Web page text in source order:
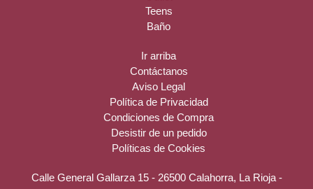
Teens
Baño
Ir arriba
Contáctanos
Aviso Legal
Política de Privacidad
Condiciones de Compra
Desistir de un pedido
Políticas de Cookies
Calle General Gallarza 15 - 26500 Calahorra, La Rioja -